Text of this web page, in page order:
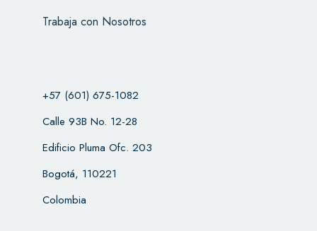
Trabaja con Nosotros
+57 (601) 675-1082
Calle 93B No. 12-28
Edificio Pluma Ofc. 203
Bogotá, 110221
Colombia